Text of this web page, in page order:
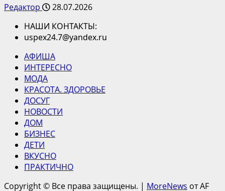
Редактор
28.07.2026
НАШИ КОНТАКТЫ:
uspex24.7@yandex.ru
АФИША
ИНТЕРЕСНО
МОДА
КРАСОТА. ЗДОРОВЬЕ
ДОСУГ
НОВОСТИ
ДОМ
БИЗНЕС
ДЕТИ
ВКУСНО
ПРАКТИЧНО
Copyright © Все права защищены. | MoreNews от AF